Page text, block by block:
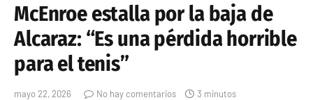
McEnroe estalla por la baja de
Alcaraz: “Es una pérdida horrible
para el tenis”
mayo 22, 2026 No hay comentarios 3 minutos